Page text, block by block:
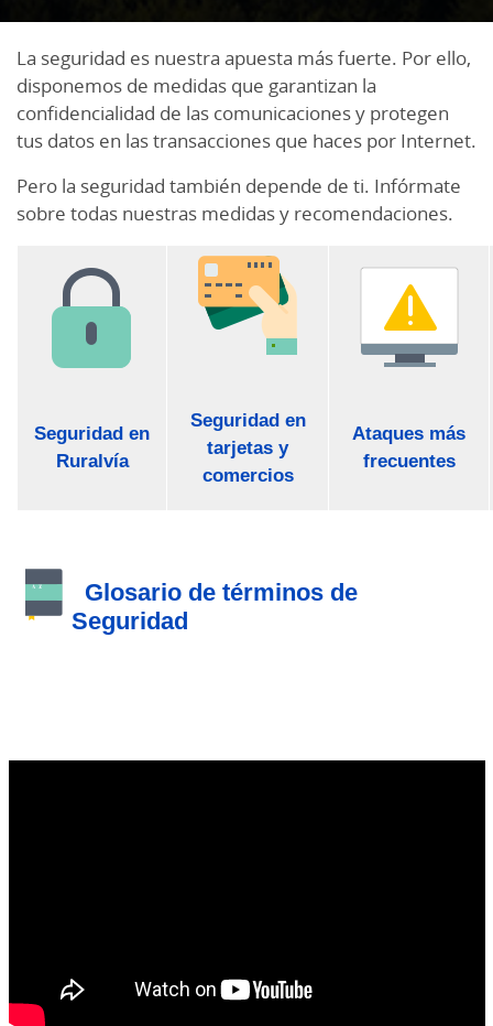
La seguridad es nuestra apuesta más fuerte. Por ello,
disponemos de medidas que garantizan la
confidencialidad de las comunicaciones y protegen
tus datos en las transacciones que haces por Internet.
Pero la seguridad también depende de ti. Infórmate
sobre todas nuestras medidas y recomendaciones.
Seguridad en
Ruralvía
Seguridad en
tarjetas y
comercios
Ataques más
frecuentes
Glosario de términos de
Seguridad